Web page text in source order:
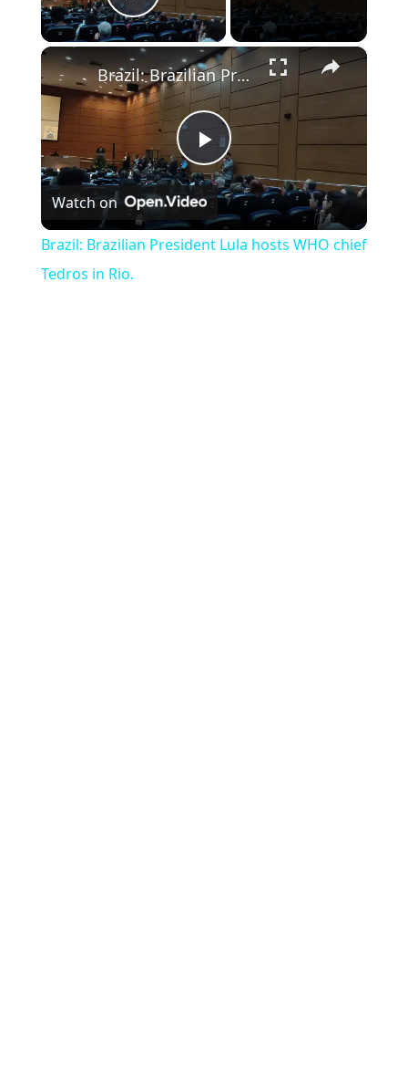
Play Video
×
Play Video
Brazil: Brazilian President Lula hosts WHO chief Tedros in Rio.
Watch on
Brazil: Brazilian President Lula hosts WHO chief
Tedros in Rio.